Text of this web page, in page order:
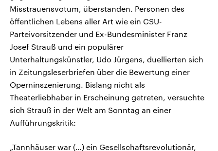
Misstrauensvotum, überstanden. Personen des
öffentlichen Lebens aller Art wie ein CSU-
Parteivorsitzender und Ex-Bundesminister Franz
Josef Strauß und ein populärer
Unterhaltungskünstler, Udo Jürgens, duellierten sich
in Zeitungsleserbriefen über die Bewertung einer
Operninszenierung. Bislang nicht als
Theaterliebhaber in Erscheinung getreten, versuchte
sich Strauß in der Welt am Sonntag an einer
Aufführungskritik:
„Tannhäuser war (…) ein Gesellschaftsrevolutionär,